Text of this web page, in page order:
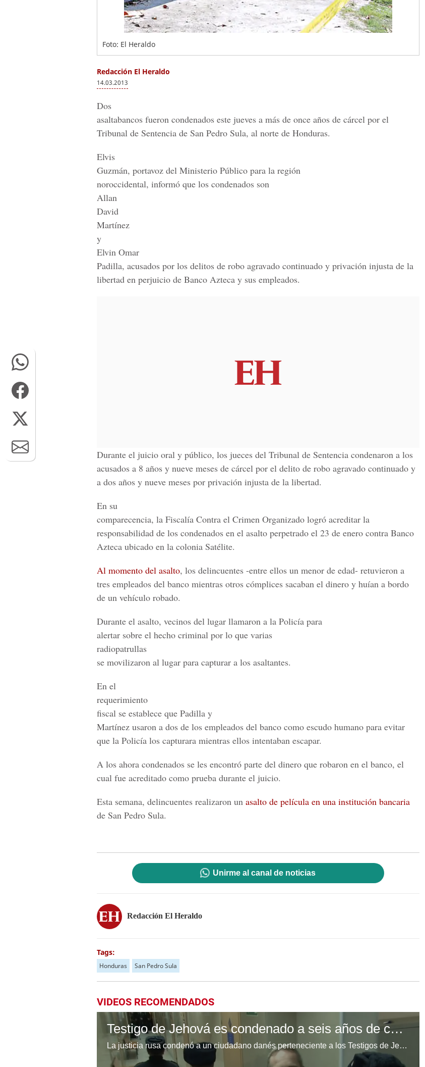
Foto: El Heraldo
Redacción El Heraldo
14.03.2013
Dos
asaltabancos fueron condenados este jueves a más de once años de cárcel por el
Tribunal de Sentencia de San Pedro Sula, al norte de Honduras.
Elvis
Guzmán, portavoz del Ministerio Público para la región
noroccidental, informó que los condenados son
Allan
David
Martínez
y
Elvin Omar
Padilla, acusados por los delitos de robo agravado continuado y privación injusta de la
libertad en perjuicio de Banco Azteca y sus empleados.
Durante el juicio oral y público, los jueces del Tribunal de Sentencia condenaron a los
acusados a 8 años y nueve meses de cárcel por el delito de robo agravado continuado y
a dos años y nueve meses por privación injusta de la libertad.
En su
comparecencia, la Fiscalía Contra el Crimen Organizado logró acreditar la
responsabilidad de los condenados en el asalto perpetrado el 23 de enero contra Banco
Azteca ubicado en la colonia Satélite.
Al momento del asalto, los delincuentes -entre ellos un menor de edad- retuvieron a
tres empleados del banco mientras otros cómplices sacaban el dinero y huían a bordo
de un vehículo robado.
Durante el asalto, vecinos del lugar llamaron a la Policía para
alertar sobre el hecho criminal por lo que varias
radiopatrullas
se movilizaron al lugar para capturar a los asaltantes.
En el
requerimiento
fiscal se establece que Padilla y
Martínez usaron a dos de los empleados del banco como escudo humano para evitar
que la Policía los capturara mientras ellos intentaban escapar.
A los ahora condenados se les encontró parte del dinero que robaron en el banco, el
cual fue acreditado como prueba durante el juicio.
Esta semana, delincuentes realizaron un asalto de película en una institución bancaria
de San Pedro Sula.
Unirme al canal de noticias
Redacción El Heraldo
Tags:
Honduras San Pedro Sula
VIDEOS RECOMENDADOS
Testigo de Jehová es condenado a seis años de cárcel
La justicia rusa condenó a un ciudadano danés perteneciente a los Testigos de Jehová a seis años de cárcel, acusándolo de "extremismo". Este es el primer fallo de estas características, luego de que este movimiento religioso fuera prohibido en Rusia en el año 2017.